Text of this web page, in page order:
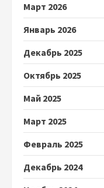
Март 2026
Январь 2026
Декабрь 2025
Октябрь 2025
Май 2025
Март 2025
Февраль 2025
Декабрь 2024